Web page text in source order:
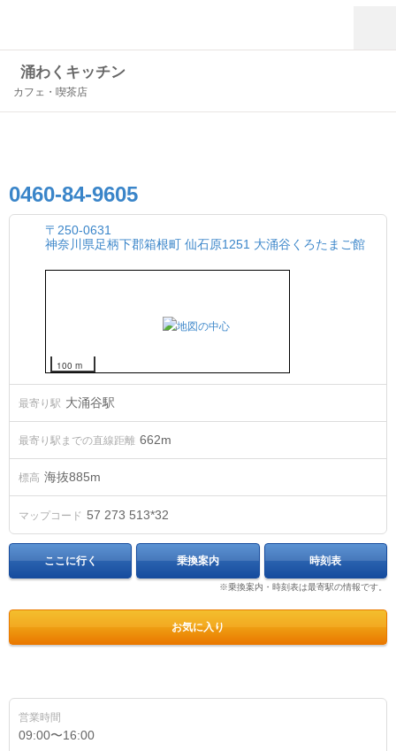
涌わくキッチン
カフェ・喫茶店
0460-84-9605
〒250-0631
神奈川県足柄下郡箱根町 仙石原1251 大涌谷くろたまご館
100 m
最寄り駅 大涌谷駅
最寄り駅までの直線距離 662m
標高 海抜885m
マップコード 57 273 513*32
ここに行く 乗換案内 時刻表
※乗換案内・時刻表は最寄駅の情報です。
お気に入り
営業時間
09:00〜16:00